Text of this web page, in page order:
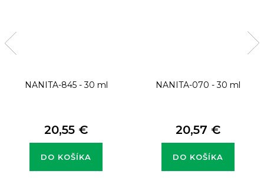
NANITA-845 - 30 ml
20,55 €
DO KOŠÍKA
NANITA-070 - 30 ml
20,57 €
DO KOŠÍKA